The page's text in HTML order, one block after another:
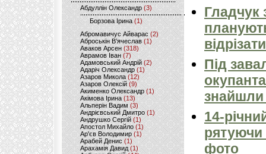
Абдуллін Олександр (3)
Борзова Ірина(1)
Абромавичус Айварас (2)
Аброськін В’ячеслав(1)
Аваков Арсен (318)
Аврамов Іван (7)
Адамовський Андрій(2)
Адаріч Олександр (1)
Азаров Микола (12)
Азаров Олексій (9)
Акименко Олександр(1)
Акімова Ірина(13)
Альперін Вадим (3)
Андрієвський Дмитро(1)
Андрушко Сергій(1)
Апостол Михайло(1)
Ар'єв Володимир (1)
Арабей Денис(1)
Арахамія Давид (1)
Гладчук
Під
знайшли
14-
рятуючи
фото